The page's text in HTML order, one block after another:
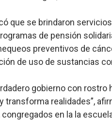
que se brindaron
de pensión
preventivos de
de uso de sustancias
gobierno con rostro
transforma realidades”,
en la la